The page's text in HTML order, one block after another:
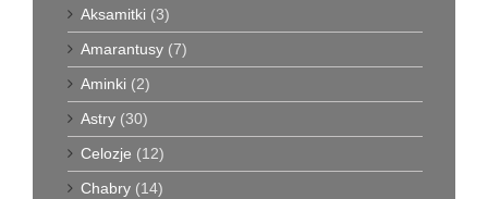
Aksamitki (3)
Amarantusy (7)
Aminki (2)
Astry (30)
Celozje (12)
Chabry (14)